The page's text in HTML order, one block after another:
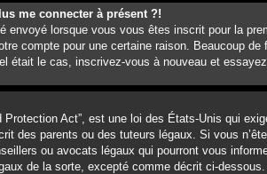
me connecter à présent ?!
envoyé lorsque vous vous êtes inscrit pour la
compte pour une certaine raison. Beaucoup
était le cas, inscrivez-vous à nouveau et
Protection Act”, est une loi des États-Unis qui
des parents ou des tuteurs légaux. Si vous
ou avocats légaux qui pourront vous
de la sorte, excepté comme décrit ci-dessous.